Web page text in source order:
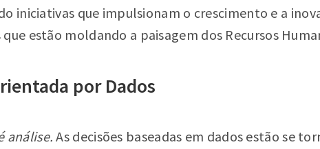
iniciativas que impulsionam o crescimento e a
estão moldando a paisagem dos Recursos
por Dados
análise. As decisões baseadas em dados estão se